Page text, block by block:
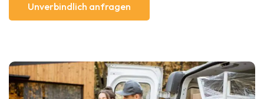
Unverbindlich anfragen